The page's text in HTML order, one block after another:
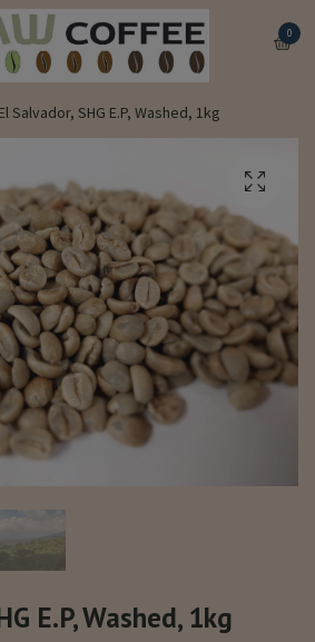
0
El Salvador, SHG E.P, Washed, 1kg
E.P, Washed, 1kg